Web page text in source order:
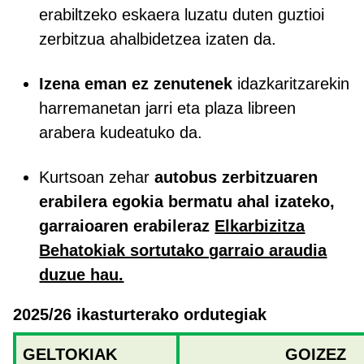
erabiltzeko eskaera luzatu duten guztioi
zerbitzua ahalbidetzea izaten da.
Izena eman ez zenutenek idazkaritzarekin
harremanetan jarri eta plaza libreen
arabera kudeatuko da.
Kurtsoan zehar autobus zerbitzuaren
erabilera egokia bermatu ahal izateko,
garraioaren erabileraz Elkarbizitza
Behatokiak sortutako garraio araudia
duzue hau.
2025/26 ikasturterako ordutegiak
GELTOKIAK GOIZEZ